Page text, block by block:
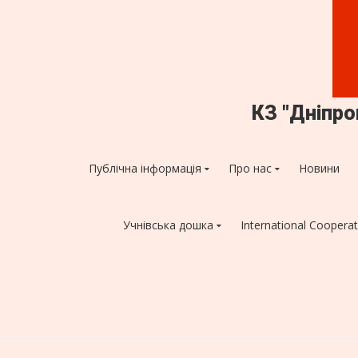
КЗ
Публічна інформація Про нас Новини
Учнівська дошка International